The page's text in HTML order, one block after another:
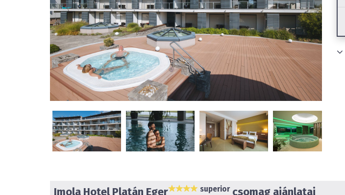
Imola Hotel Platán Eger superiorcsomag ajánlatai